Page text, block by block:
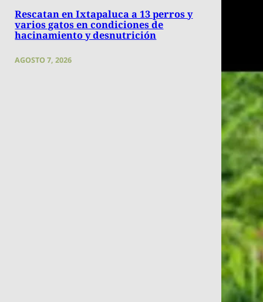
Rescatan en Ixtapaluca a 13 perros y
varios gatos en condiciones de
hacinamiento y desnutrición
AGOSTO 7, 2026